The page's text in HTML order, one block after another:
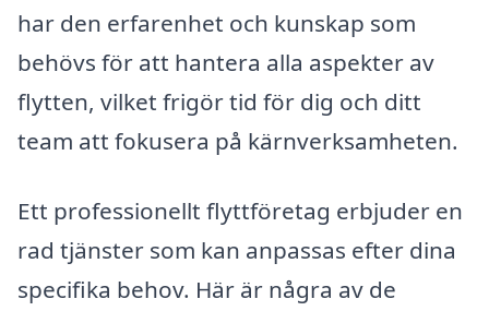
har den erfarenhet och kunskap som
behövs för att hantera alla aspekter av
flytten, vilket frigör tid för dig och ditt
team att fokusera på kärnverksamheten.
Ett professionellt flyttföretag erbjuder en
rad tjänster som kan anpassas efter dina
specifika behov. Här är några av de